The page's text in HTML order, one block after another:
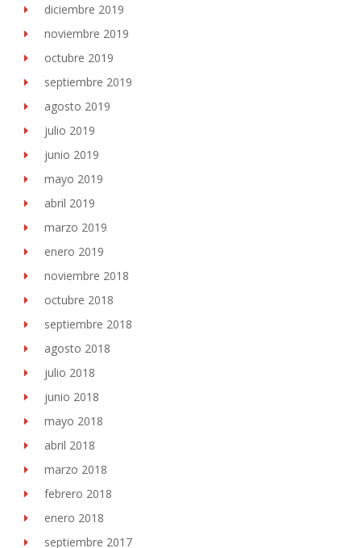
diciembre 2019
noviembre 2019
octubre 2019
septiembre 2019
agosto 2019
julio 2019
junio 2019
mayo 2019
abril 2019
marzo 2019
enero 2019
noviembre 2018
octubre 2018
septiembre 2018
agosto 2018
julio 2018
junio 2018
mayo 2018
abril 2018
marzo 2018
febrero 2018
enero 2018
septiembre 2017